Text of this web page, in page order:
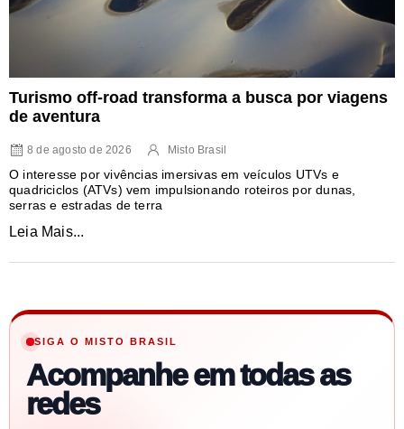
Turismo off-road transforma a busca por viagens
de aventura
8 de agosto de 2026 Misto Brasil
O interesse por vivências imersivas em veículos UTVs e
quadriciclos (ATVs) vem impulsionando roteiros por dunas,
serras e estradas de terra
Leia Mais...
SIGA O MISTO BRASIL
Acompanhe em todas as
redes